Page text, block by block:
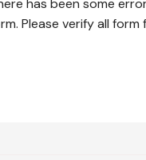
has been some
Please verify all form